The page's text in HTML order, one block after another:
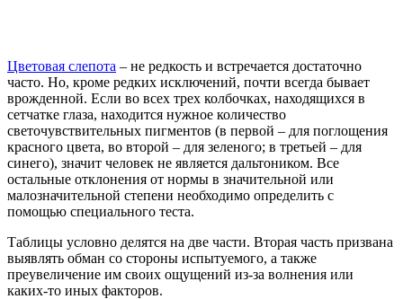
Цветовая слепота – не редкость и встречается достаточно
часто. Но, кроме редких исключений, почти всегда бывает
врожденной. Если во всех трех колбочках, находящихся в
сетчатке глаза, находится нужное количество
светочувствительных пигментов (в первой – для поглощения
красного цвета, во второй – для зеленого; в третьей – для
синего), значит человек не является дальтоником. Все
остальные отклонения от нормы в значительной или
малозначительной степени необходимо определить с
помощью специального теста.
Таблицы условно делятся на две части. Вторая часть призвана
выявлять обман со стороны испытуемого, а также
преувеличение им своих ощущений из-за волнения или
каких-то иных факторов.